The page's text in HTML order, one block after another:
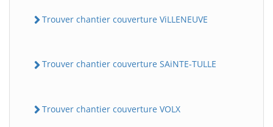
Trouver chantier couverture ViLLENEUVE
Trouver chantier couverture SAiNTE-TULLE
Trouver chantier couverture VOLX